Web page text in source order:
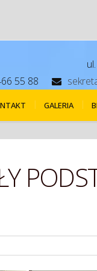
55 88
GALERIA